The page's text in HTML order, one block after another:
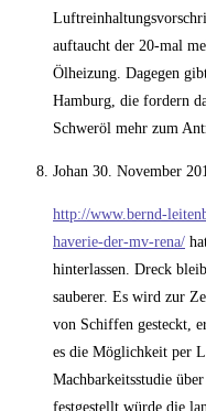
auftaucht der 20-mal
Ölheizung. Dagegen
Hamburg, die fordern
Schweröl mehr zum
Johan 30. November
http://www.bernd-
haverie-der-mv-rena/
hinterlassen. Dreck
sauberer. Es wird zur
von Schiffen gesteckt,
es die Möglichkeit per
Machbarkeitsstudie
festgestellt würde die